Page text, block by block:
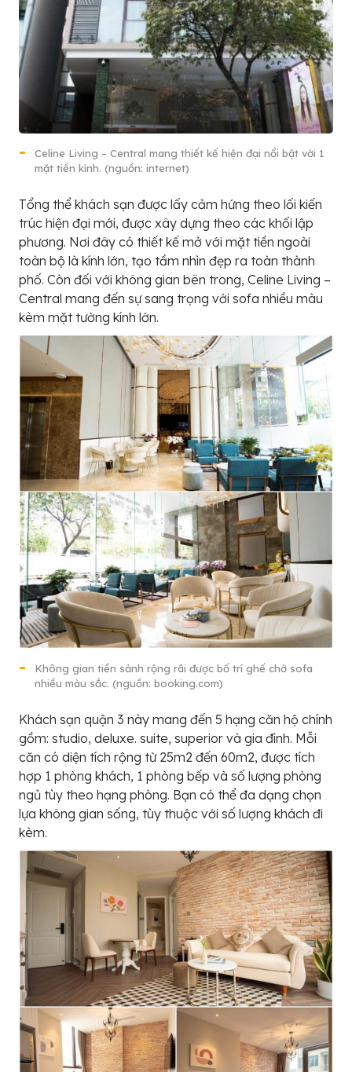
Celine Living – Central mang thiết kế hiện đại nổi bật với 1
mặt tiền kính. (nguồn: internet)
Tổng thể khách sạn được lấy cảm hứng theo lối kiến
trúc hiện đại mới, được xây dựng theo các khối lập
phương. Nơi đây có thiết kế mở với mặt tiền ngoài
toàn bộ là kính lớn, tạo tầm nhìn đẹp ra toàn thành
phố. Còn đối với không gian bên trong, Celine Living –
Central mang đến sự sang trọng với sofa nhiều màu
kèm mặt tường kính lớn.
Không gian tiền sảnh rộng rãi được bố trí ghế chờ sofa
nhiều màu sắc. (nguồn: booking.com)
Khách sạn quận 3 này mang đến 5 hạng căn hộ chính
gồm: studio, deluxe. suite, superior và gia đình. Mỗi
căn có diện tích rộng từ 25m2 đến 60m2, được tích
hợp 1 phòng khách, 1 phòng bếp và số lượng phòng
ngủ tùy theo hạng phòng. Bạn có thể đa dạng chọn
lựa không gian sống, tùy thuộc với số lượng khách đi
kèm.